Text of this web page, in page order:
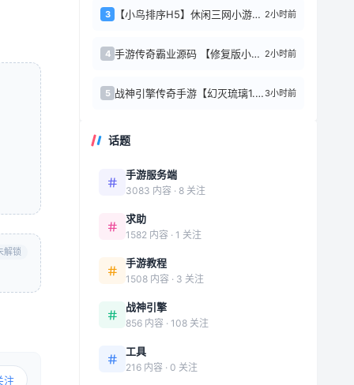
解锁
注
3 【小鸟排序H5】休闲三网小游戏H5游戏Win+Linux服务端+架设教程 2小时前
4 手游传奇霸业源码 【修复版小春传奇】白日门光柱版一键端+在线GM后台+外网教程 2小时前
5 战神引擎传奇手游【幻灭琉璃1.96合击版】1.96合击服务端+特戒+军章+神章 3小时前
话题
手游服务端
3083 内容 · 8 关注
求助
1582 内容 · 1 关注
手游教程
1508 内容 · 3 关注
战神引擎
856 内容 · 108 关注
工具
216 内容 · 0 关注